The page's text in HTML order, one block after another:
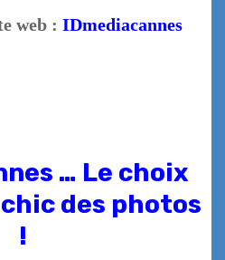
web : IDmediacannes
… Le choix
des photos
!